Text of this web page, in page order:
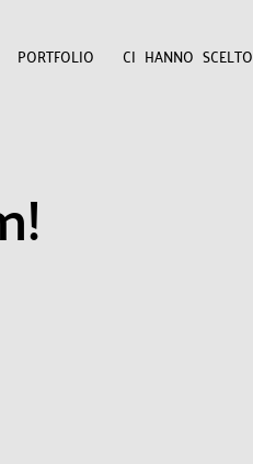
PORTFOLIO CI HANNO SCELTO